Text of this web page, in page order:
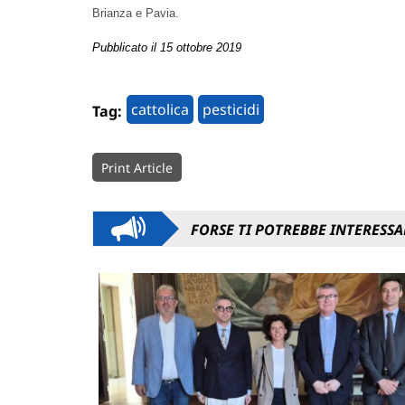
Brianza e Pavia.
Pubblicato il 15 ottobre 2019
Tag: cattolica pesticidi
Print Article
FORSE TI POTREBBE